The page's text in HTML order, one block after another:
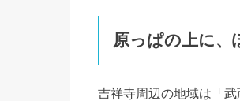
原っぱの上に、
吉祥寺周辺の地域は「